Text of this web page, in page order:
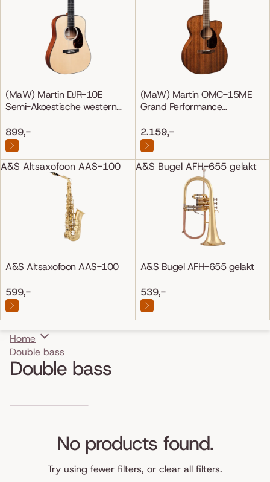
(MaW) Martin DJR-10E
Semi-Akoestische western
899,-
(MaW) Martin OMC-15ME
Grand Performance
2.159,-
A&S Altsaxofoon AAS-100
A&S Altsaxofoon AAS-100
599,-
A&S Bugel AFH-655 gelakt
A&S Bugel AFH-655 gelakt
539,-
Home
Double bass
Double bass
Skip to results list
No products found.
Try using fewer filters, or clear all filters.